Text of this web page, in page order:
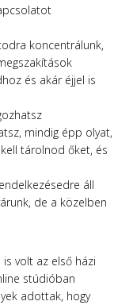
koncentrálunk,
és akár éjjel is
mindig épp olyat,
tárolnod őket, és
áll
de a közelben
volt az első házi
stúdióban
adottak, hogy